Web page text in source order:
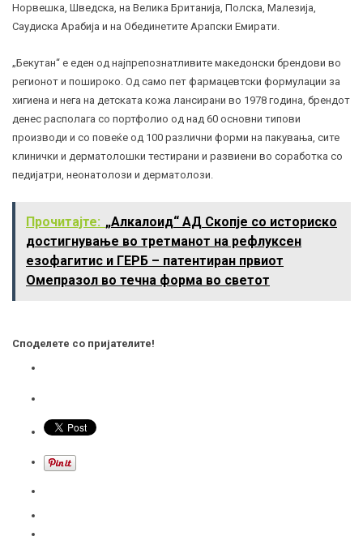
Норвешка, Шведска, на Велика Британија, Полска, Малезија,
Саудиска Арабија и на Обединетите Арапски Емирати.
„Бекутан“ е еден од најпрепознатливите македонски брендови во
регионот и пошироко. Од само пет фармацевтски формулации за
хигиена и нега на детската кожа лансирани во 1978 година, брендот
денес располага со портфолио од над 60 основни типови
производи и со повеќе од 100 различни форми на пакувања, сите
клинички и дерматолошки тестирани и развиени во соработка со
педијатри, неонатолози и дерматолози.
Прочитајте: „Алкалоид“ АД Скопје со историско
достигнување во третманот на рефлуксен
езофагитис и ГЕРБ – патентиран првиот
Омепразол во течна форма во светот
Споделете со пријателите!